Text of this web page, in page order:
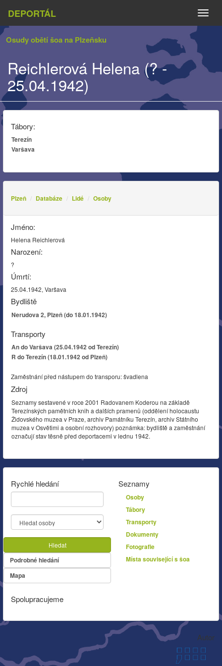
DEPORTÁL
Osudy obětí šoa na Plzeňsku
Reichlerová Helena (? -
25.04.1942)
Tábory:
Terezín
Varšava
Plzeň Databáze Lidé Osoby
Jméno:
Helena Reichlerová
Narození:
?
Úmrtí:
25.04.1942, Varšava
Bydliště
Nerudova 2, Plzeň (do 18.01.1942)
Transporty
An do Varšava (25.04.1942 od Terezín)
R do Terezín (18.01.1942 od Plzeň)
Zaměstnání před nástupem do transporu: švadlena
Zdroj
Seznamy sestavené v roce 2001 Radovanem Koderou na základě
Terezínských pamětních knih a dalších pramenů (oddělení holocaustu
Židovského muzea v Praze, archiv Památníku Terezín, archiv Státního
muzea v Osvětimi a osobní rozhovory) poznámka: bydliště a zaměstnání
označují stav těsně před deportacemi v lednu 1942.
Rychlé hledání
Hledat
Podrobné hledání
Mapa
Seznamy
Osoby
Tábory
Transporty
Dokumenty
Fotografie
Místa související s šoa
Spolupracujeme
Autor